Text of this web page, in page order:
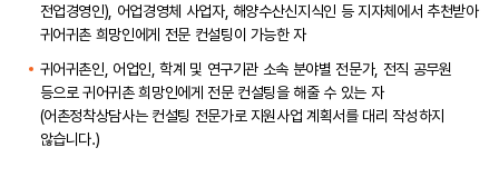
전업경영인), 어업경영체 사업자, 해양수산신지식인 등 지자체에서 추천받아
귀어귀촌 희망인에게 전문 컨설팅이 가능한 자
귀어귀촌인, 어업인, 학계 및 연구기관 소속 분야별 전문가, 전직 공무원
등으로 귀어귀촌 희망인에게 전문 컨설팅을 해줄 수 있는 자
(어촌정착상담사는 컨설팅 전문가로 지원사업 계획서를 대리 작성하지
않습니다.)